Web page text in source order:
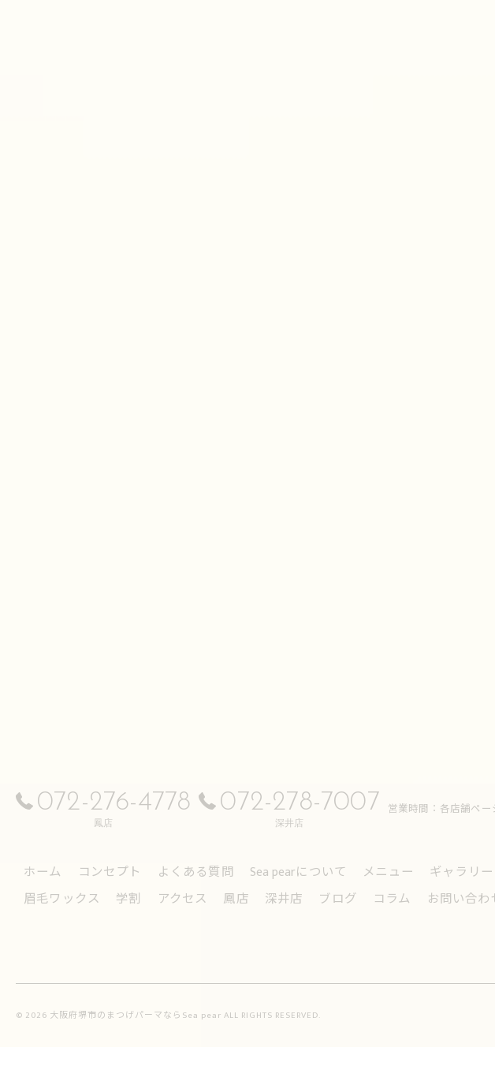
072-276-4778
鳳店
072-278-7007
深井店
営業時間：各店舗ペ
ホーム コンセプト よくある質問 Sea pearについて メニュー ギャラリー
眉毛ワックス
学割 アクセス 鳳店 深井店 ブログ コラム お問い合わ
© 2026 大阪府堺市のまつげパーマならSea pear ALL RIGHTS RESERVED.